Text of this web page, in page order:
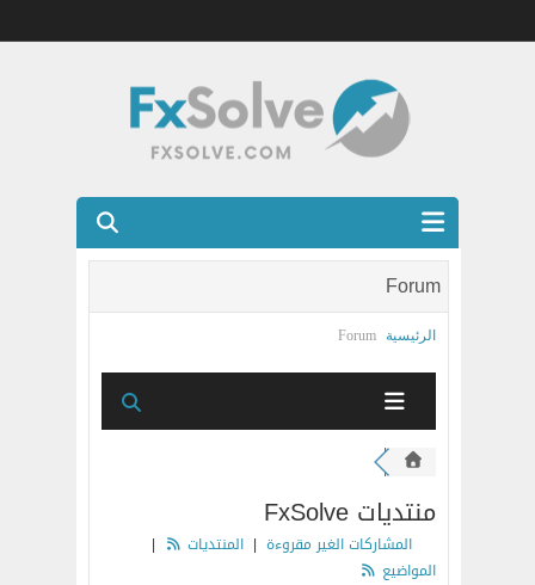
شركات الفوركس المرخصه
العضويه الذهبيه VIP
اتصل بنا
Forum
الرئيسية
منتديات FxSolve
المشاركات الغير مقروءة | المنتديات
|
المواضيع